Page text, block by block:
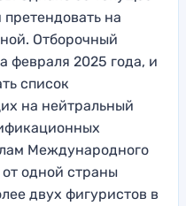
претендовать на
Отборочный
февраля 2025 года, и
список
на нейтральный
Международного
одной страны
двух фигуристов в